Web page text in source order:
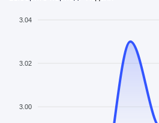
3.04
3.02
3.00